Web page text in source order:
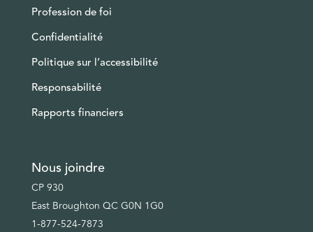
Profession de foi
Confidentialité
Politique sur l’accessibilité
Responsabilité
Rapports financiers
Nous joindre
CP 930
East Broughton QC G0N 1G0
1-877-524-7873